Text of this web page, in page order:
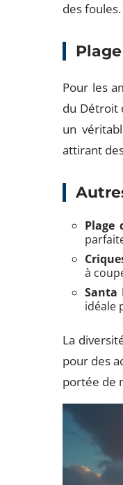
des
Pour les
du Détroit
un
attirant
Plage
à
Santa
idéale
La
pour des
portée de